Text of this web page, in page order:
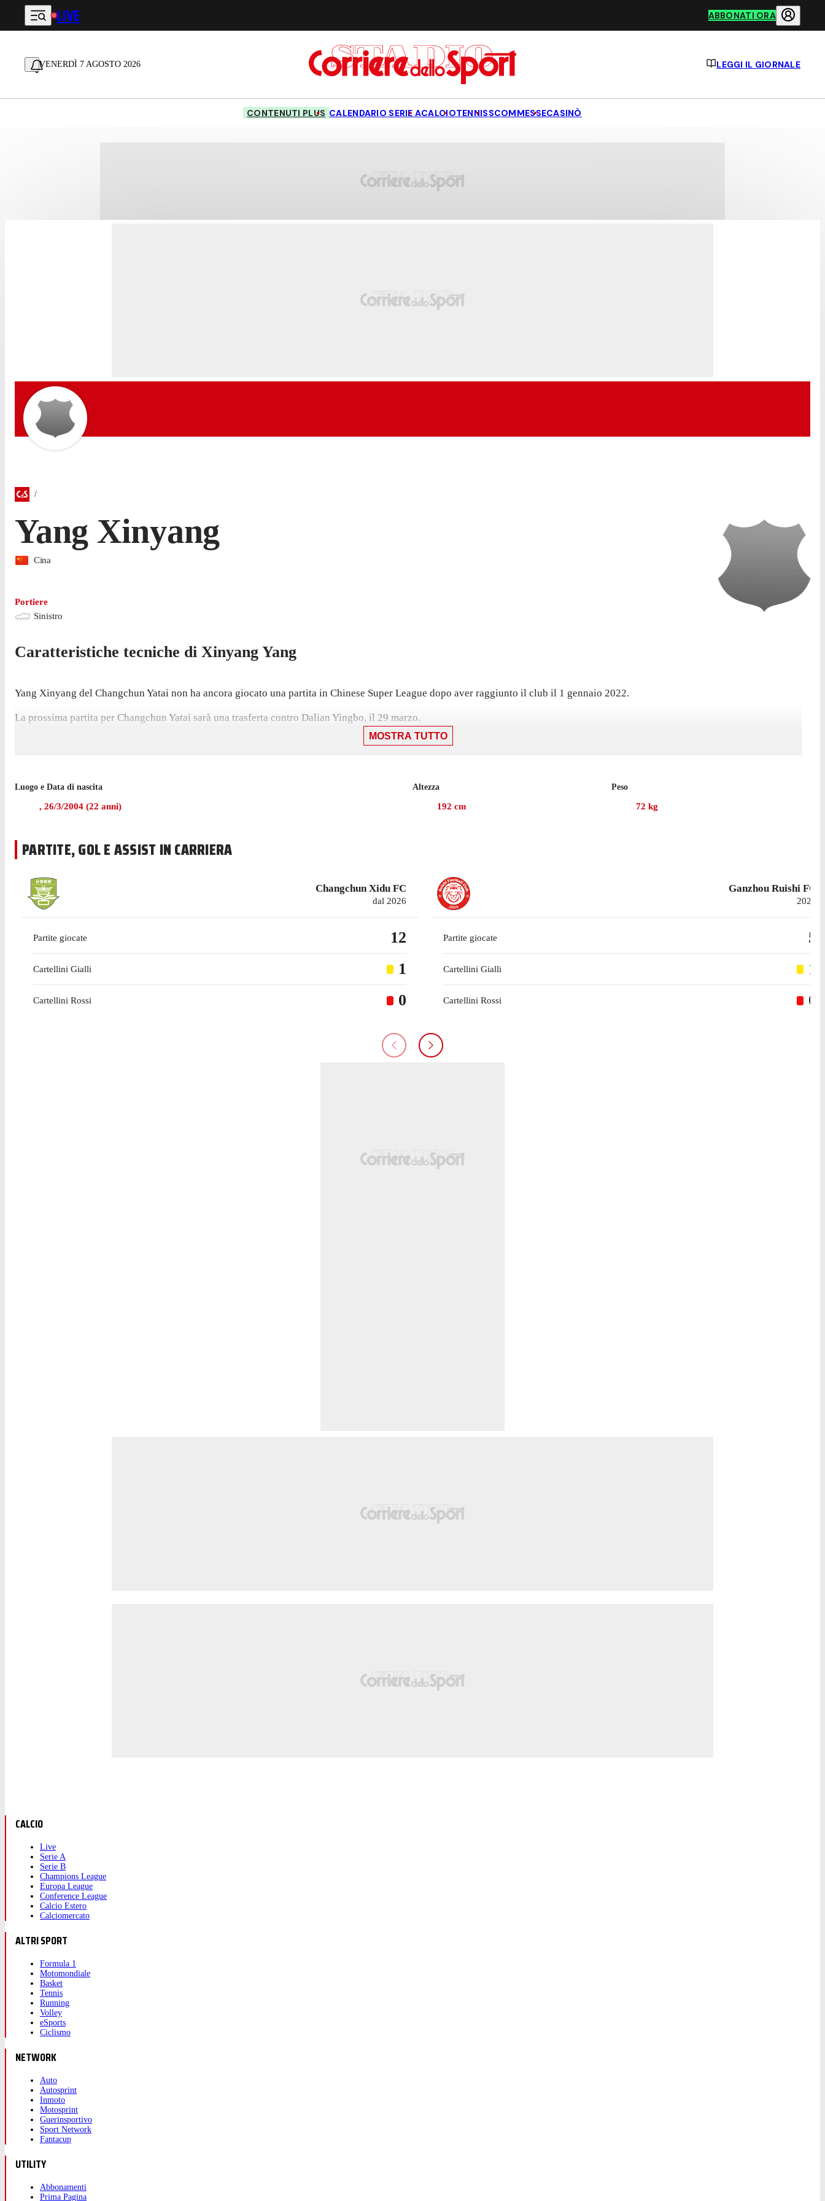
Vai al contenuto principale
LIVE ABBONATI ORA
VENERDÌ 7 AGOSTO 2026 LEGGI IL GIORNALE
CONTENUTI PLUS CALENDARIO SERIE ACALCIOTENNISSCOMMESSECASINÒ
Yang Xinyang
Cina
Portiere
Sinistro
Caratteristiche tecniche di Xinyang Yang
Yang Xinyang del Changchun Yatai non ha ancora giocato una partita in Chinese Super League dopo aver raggiunto il club il 1 gennaio 2022.
La prossima partita per Changchun Yatai sarà una trasferta contro Dalian Yingbo, il 29 marzo.
Xinyang non ha giocato nemmeno una partita di Chinese Super League nell'ultima stagione con Changchun Yatai.
MOSTRA TUTTO
Luogo e Data di nascita
, 26/3/2004 (22 anni)
Altezza
192 cm
Peso
72 kg
PARTITE, GOL E ASSIST IN CARRIERA
Changchun Xidu FC
dal 2026
Partite giocate 12
Cartellini Gialli 1
Cartellini Rossi 0
Ganzhou Ruishi FC
2025
Partite giocate 5
Cartellini Gialli 1
Cartellini Rossi 0
CALCIO
Live
Serie A
Serie B
Champions League
Europa League
Conference League
Calcio Estero
Calciomercato
ALTRI SPORT
Formula 1
Motomondiale
Basket
Tennis
Running
Volley
eSports
Ciclismo
NETWORK
Auto
Autosprint
Inmoto
Motosprint
Guerinsportivo
Sport Network
Fantacup
UTILITY
Abbonamenti
Prima Pagina